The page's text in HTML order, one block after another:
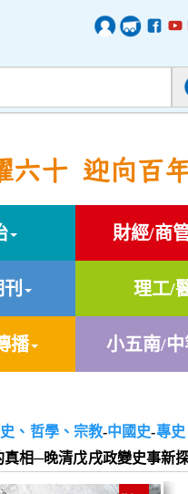
六十 迎向百
財經/商
理工/
播 小五南/
、哲學、宗教-中國史-專史
真相─晚清戊戌政變史事新